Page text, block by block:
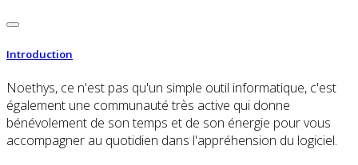
Introduction
Noethys, ce n'est pas qu'un simple outil informatique, c'est
également une communauté très active qui donne
bénévolement de son temps et de son énergie pour vous
accompagner au quotidien dans l'appréhension du logiciel.